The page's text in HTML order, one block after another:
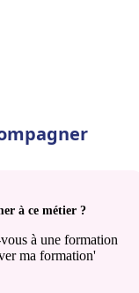
à ce métier ?
à une formation
ma formation'